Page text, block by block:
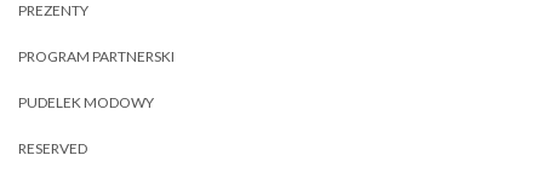
PREZENTY
PROGRAM PARTNERSKI
PUDELEK MODOWY
RESERVED